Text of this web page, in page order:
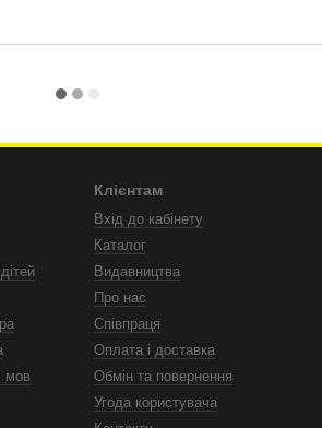
мов
Клієнтам
Вхід до кабінету
Каталог
Видавництва
Про нас
Співпраця
Оплата і доставка
Обмін та повернення
Угода користувача